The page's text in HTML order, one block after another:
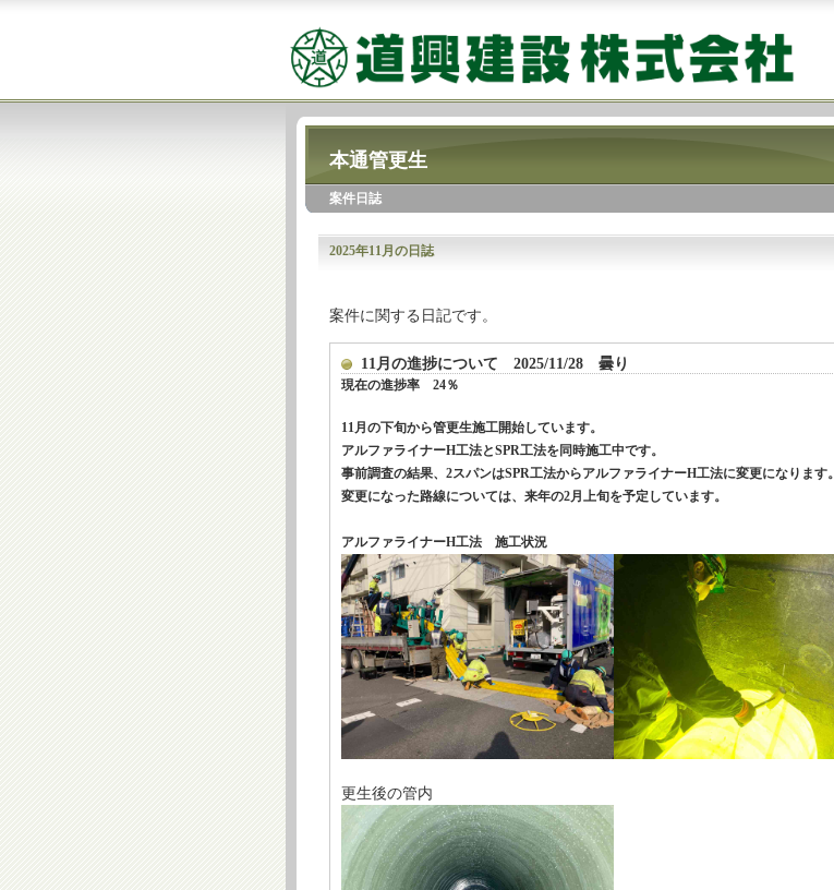
本通管更生
案件日誌
2025年11月の日誌
案件に関する日記です。
11月の進捗について 2025/11/28 曇り
現在の進捗率 24％
11月の下旬から管更生施工開始しています。
アルファライナーH工法とSPR工法を同時施工中です。
事前調査の結果、2スパンはSPR工法からアルファライナーH工法に変更になります。
変更になった路線については、来年の2月上旬を予定しています。
アルファライナーH工法 施工状況
更生後の管内